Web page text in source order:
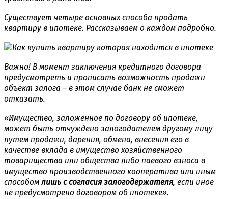
Существует четыре основных способа продать
квартиру в ипотеке. Рассказываем о каждом подробно.
Важно! В момент заключения кредитного договора
предусмотреть и прописать возможность продажи
объект залога – в этом случае банк не сможет
отказать.
«Имущество, заложенное по договору об ипотеке,
может быть отчуждено залогодателем другому лицу
путем продажи, дарения, обмена, внесения его в
качестве вклада в имущество хозяйственного
товарищества или общества либо паевого взноса в
имущество производственного кооператива или иным
способомлишь с согласия залогодержателя, если иное
не предусмотрено договором об ипотеке».